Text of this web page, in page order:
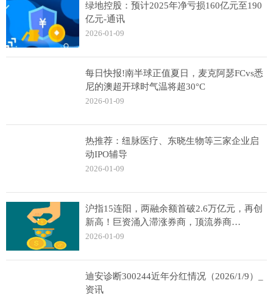
绿地控股：预计2025年净亏损160亿元至190
亿元-通讯
2026-01-09
每日快报!南半球正值夏日，麦克阿瑟FCvs悉
尼的澳超开球时气温将超30°C
2026-01-09
热推荐：纽脉医疗、东晓生物等三家企业启
动IPO辅导
2026-01-09
沪指15连阳，两融余额首破2.6万亿元，再创
新高！巨资涌入滞涨券商，顶流券商
ETF（512000）单日狂揽9.4亿元
2026-01-09
迪安诊断300244近年分红情况（2026/1/9）_
资讯